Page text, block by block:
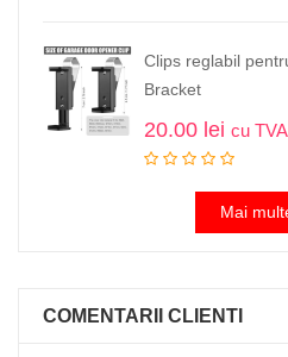
Clips reglabil
Bracket
20.00 lei cu TVA
Mai
COMENTARII CLIENTI